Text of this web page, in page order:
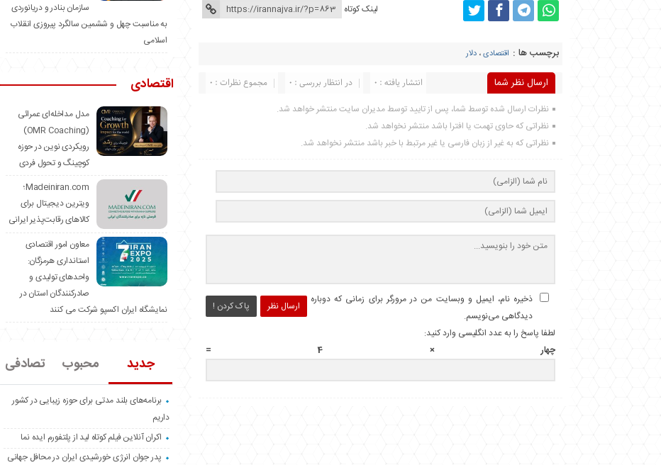
لینک کوتاه
برچسب ها : اقتصادی، دلار
ارسال نظر شما مجموع نظرات : 0 در انتظار بررسی : 0 انتشار یافته : 0
نظرات ارسال شده توسط شما، پس از تایید توسط مدیران سایت منتشر خواهد شد.
نظراتی که حاوی تهمت یا افترا باشد منتشر نخواهد شد.
نظراتی که به غیر از زبان فارسی یا غیر مرتبط با خبر باشد منتشر نخواهد شد.
ارسال نظر پاک کردن !
ذخیره نام، ایمیل و وبسایت من در مرورگر برای زمانی که دوباره
دیدگاهی می‌نویسم.
لطفا پاسخ را به عدد انگلیسی وارد کنید:
چهار × 4 =
سازمان بنادر و دریانوردی
به مناسبت چهل و ششمین سالگرد پیروزی انقلاب
اسلامی
اقتصادی
مدل مداخله‌ای عمرائی
(OMR Coaching)
رویکردی نوین در حوزه
کوچینگ و تحول فردی
Madeiniran.com؛
ویترین دیجیتال برای
کالاهای رقابت‌پذیر ایرانی
معاون امور اقتصادی
استانداری هرمزگان:
واحدهای تولیدی و
صادرکنندگان استان در
نمایشگاه ایران اکسپو شرکت می کنند
جدید محبوب تصادفی
برنامه‌های بلند مدتی برای حوزه زیبایی در کشور
داریم
اکران آنلاین فیلم کوتاه لید از پلتفورم ایده نما
پدر جوان انرژی خورشیدی ایران در محافل جهانی